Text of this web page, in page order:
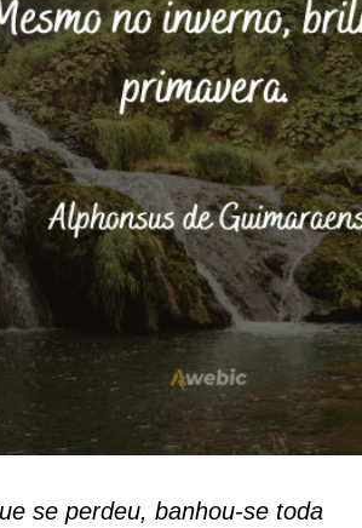
se perdeu, banhou-se toda